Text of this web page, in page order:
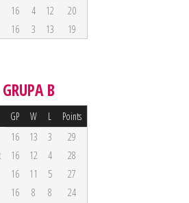
16 4 12
20
16 3 13 19
B
GP W L Points
16 13 3
29
16 12 4
28
16 11 5
27
16 8 8
24